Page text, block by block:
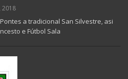
2018
a tradicional San Silvestre, asi
e Fútbol Sala